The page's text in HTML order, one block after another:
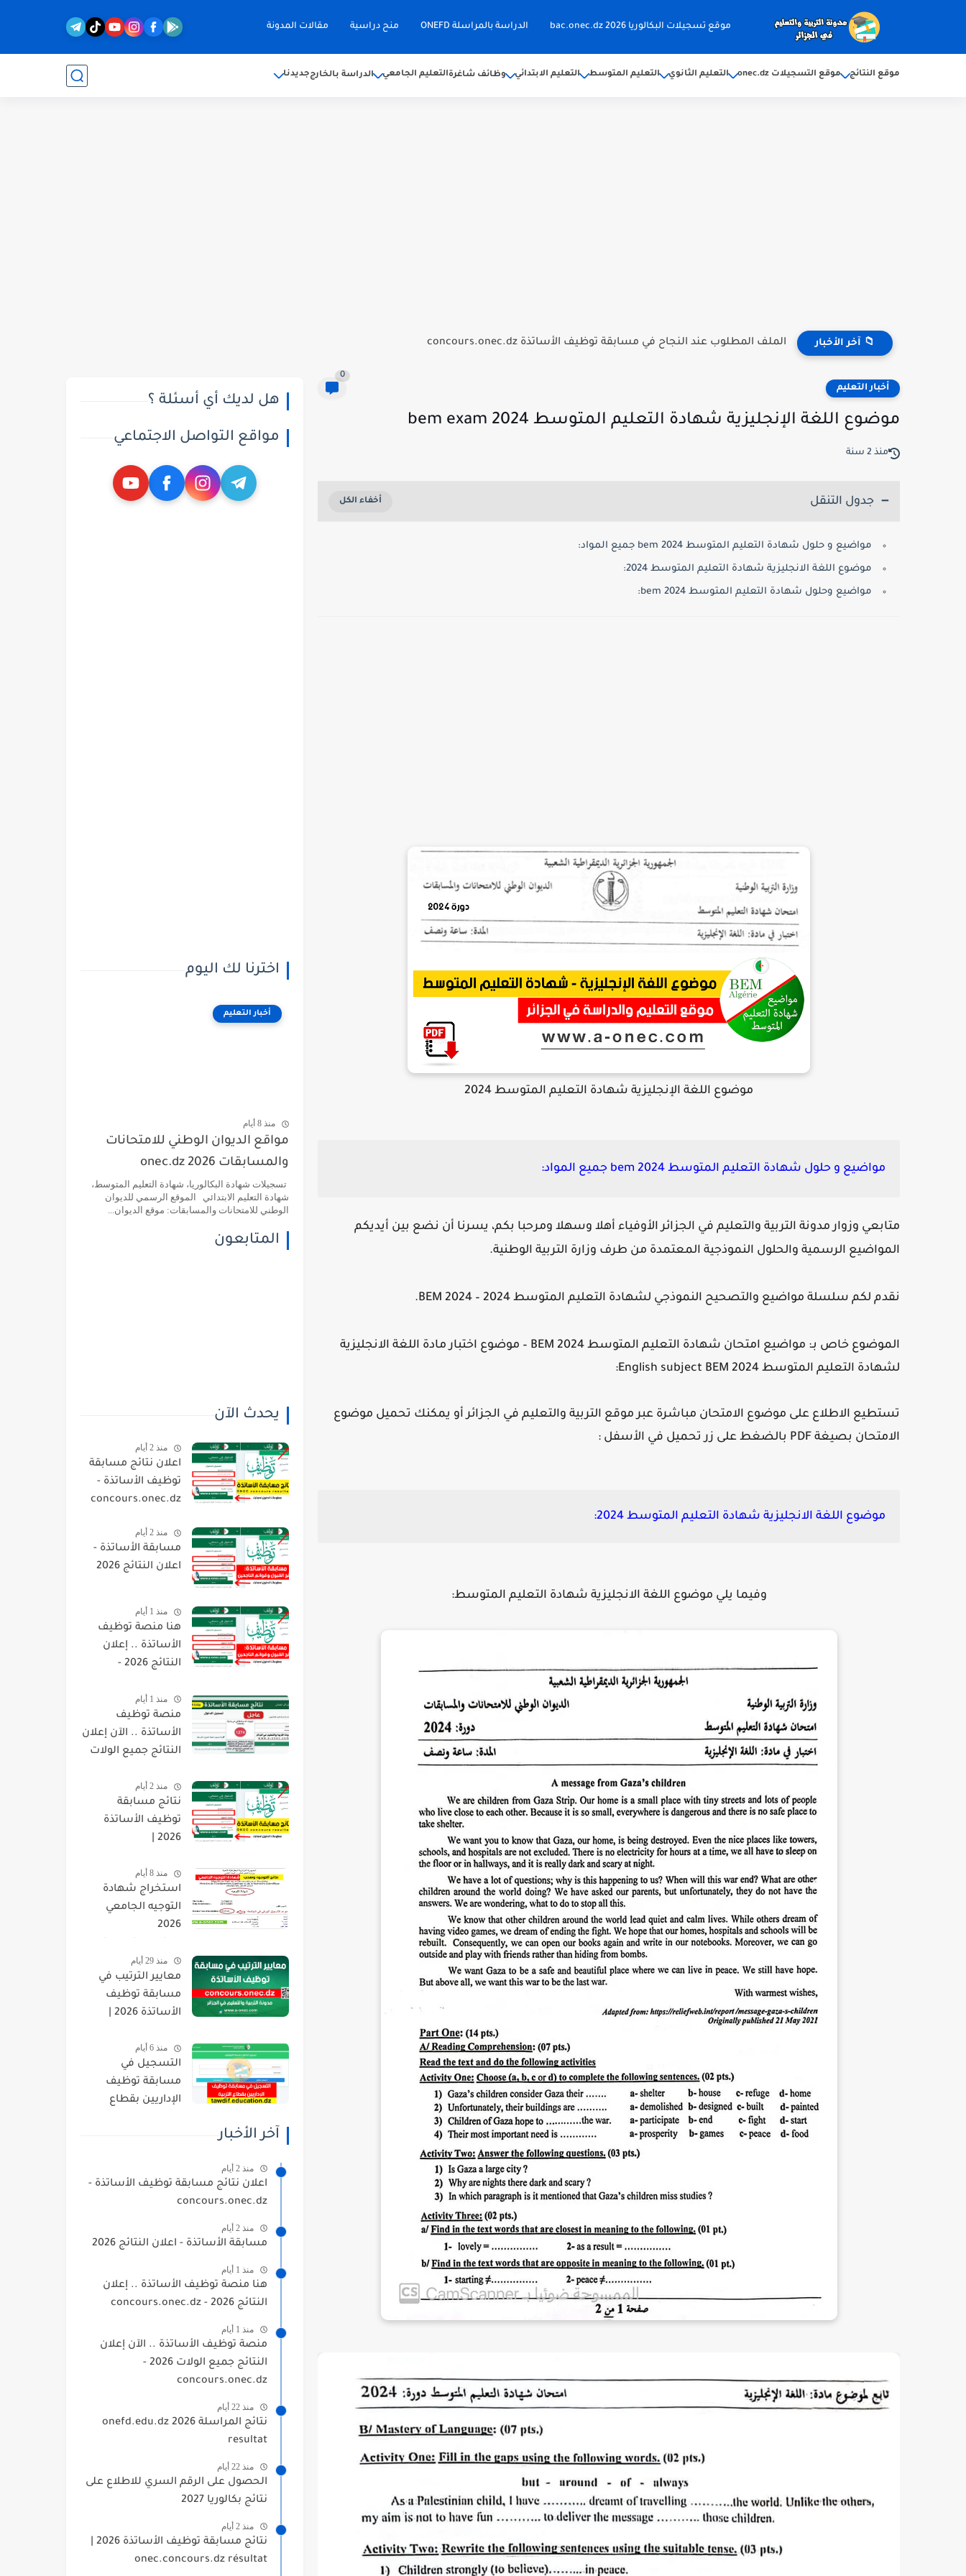
موقع تسجيلات البكالوريا 2026 bac.onec.dz الدراسة بالمراسلة ONEFD منح دراسية مقالات المدونة
موقع النتائج موقع التسجيلات onec.dz التعليم الثانوي التعليم المتوسط التعليم الابتدائي وظائف شاغرةالتعليم الجامعي الدراسة بالخارججديدنا
📁 آخر الأخبار الملف المطلوب عند النجاح في مسابقة توظيف الأساتذة concours.onec.dz
أخبار التعليم
0
موضوع اللغة الإنجليزية شهادة التعليم المتوسط 2024 bem exam
منذ 2 سنة
جدول التنقل
مواضيع و حلول شهادة التعليم المتوسط 2024 bem جميع المواد:
موضوع اللغة الانجليزية شهادة التعليم المتوسط 2024:
مواضيع وحلول شهادة التعليم المتوسط 2024 bem:
موضوع اللغة الإنجليزية شهادة التعليم المتوسط 2024
مواضيع و حلول شهادة التعليم المتوسط 2024 bem جميع المواد:
متابعي وزوار مدونة التربية والتعليم في الجزائر الأوفياء أهلا وسهلا ومرحبا بكم، يسرنا أن نضع بين أيديكم
المواضيع الرسمية والحلول النموذجية المعتمدة من طرف وزارة التربية الوطنية.
نقدم لكم سلسلة مواضيع والتصحيح النموذجي لشهادة التعليم المتوسط 2024 – BEM 2024.
الموضوع خاص بـ: مواضيع امتحان شهادة التعليم المتوسط 2024 BEM – موضوع اختبار مادة اللغة الانجليزية
لشهادة التعليم المتوسط 2024 English subject BEM:
تستطيع الاطلاع على موضوع الامتحان مباشرة عبر موقع التربية والتعليم في الجزائر أو يمكنك تحميل موضوع
الامتحان بصيغة PDF بالضغط على زر تحميل في الأسفل :
موضوع اللغة الانجليزية شهادة التعليم المتوسط 2024:
وفيما يلي موضوع اللغة الانجليزية شهادة التعليم المتوسط:
هل لديك أي أسئلة ؟
مواقع التواصل الاجتماعي
اخترنا لك اليوم
أخبار التعليم
منذ 8 أيام
مواقع الديوان الوطني للامتحانات
والمسابقات 2026 onec.dz
تسجيلات شهادة البكالوريا، شهادة التعليم المتوسط،
شهادة التعليم الابتدائي الموقع الرسمي للديوان
الوطني للامتحانات والمسابقات: موقع الديوان...
المتابعون
يحدث الآن
منذ 2 أيام
اعلان نتائج مسابقة
توظيف الأساتذة -
concours.onec.dz
منذ 2 أيام
مسابقة الأساتذة -
اعلان النتائج 2026
منذ 1 أيام
هنا منصة توظيف
الأساتذة .. إعلان
النتائج 2026 -
منذ 1 أيام
منصة توظيف
الأساتذة .. الآن إعلان
النتائج جميع الولات
concours.onec.dz
منذ 2 أيام
نتائج مسابقة
توظيف الأساتذة
résultat
منذ 8 أيام
استخراج شهادة
التوجيه الجامعي
2026
منذ 29 أيام
معايير الترتيب في
مسابقة توظيف
منذ 6 أيام
التسجيل في
مسابقة توظيف
الإداريين بقطاع
آخر الأخبار
منذ 2 أيام
اعلان نتائج مسابقة توظيف الأساتذة -
concours.onec.dz
منذ 2 أيام
مسابقة الأساتذة - اعلان النتائج 2026
منذ 1 أيام
هنا منصة توظيف الأساتذة .. إعلان
النتائج 2026 - concours.onec.dz
منذ 1 أيام
منصة توظيف الأساتذة .. الآن إعلان
النتائج جميع الولات 2026 -
concours.onec.dz
منذ 22 أيام
نتائج المراسلة 2026 onefd.edu.dz
resultat
منذ 22 أيام
الحصول على الرقم السري للاطلاع على
نتائج بكالوريا 2027
منذ 2 أيام
onec.concours.dz résultat